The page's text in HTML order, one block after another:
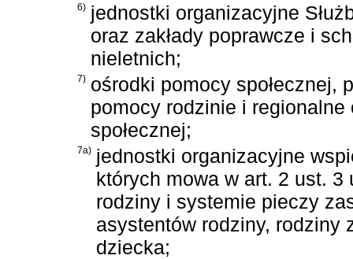
6) jednostki organizacyjne
oraz zakłady poprawcze i
nieletnich;
7) ośrodki pomocy społecznej,
pomocy rodzinie i
społecznej;
7a) jednostki organizacyjne
których mowa w art. 2 ust. 3
rodziny i systemie pieczy
asystentów rodziny, rodziny
dziecka;